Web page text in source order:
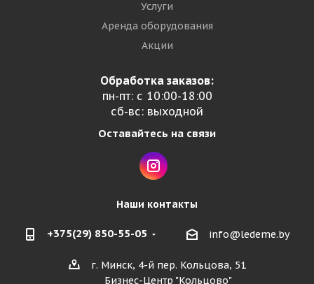
Услуги
Аренда оборудования
Акции
Обработка заказов:
пн-пт: с 10:00-18:00
сб-вс: выходной
Оставайтесь на связи
Наши контакты
+375(29) 850-55-05 info@ledeme.by
г. Минск, 4-й пер. Кольцова, 51
Бизнес-Центр "Кольцово"